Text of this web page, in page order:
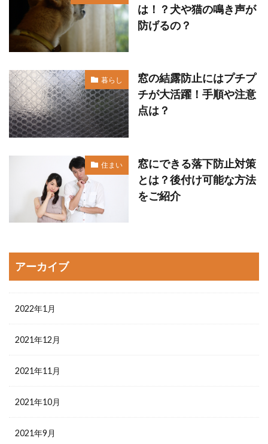
は！？犬や猫の鳴き声が
防げるの？
暮らし
窓の結露防止にはプチプ
チが大活躍！手順や注意
点は？
住まい
窓にできる落下防止対策
とは？後付け可能な方法
をご紹介
アーカイブ
2022年1月
2021年12月
2021年11月
2021年10月
2021年9月